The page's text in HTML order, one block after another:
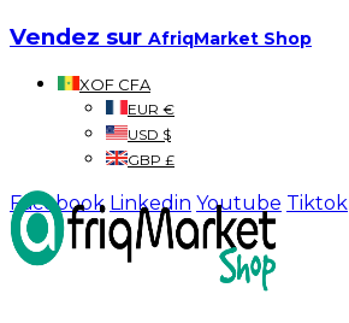
Vendez sur AfriqMarket Shop
XOF CFA
EUR €
USD $
GBP £
Facebook Linkedin Youtube Tiktok